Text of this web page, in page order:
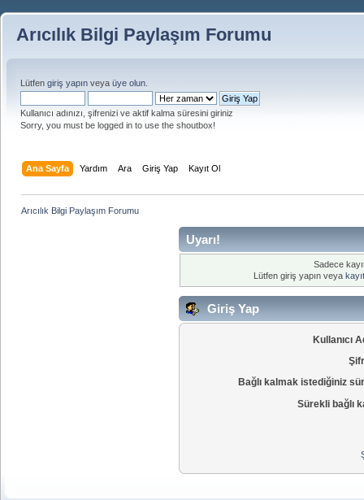
Arıcılık Bilgi Paylaşım Forumu
Lütfen giriş yapın veya üye olun
Kullanıcı adınızı, şifrenizi ve aktif kalma süresini giriniz
Sorry, you must be logged in to use the shoutbox!
Ana Sayfa Yardım Ara Giriş Yap Kayıt Ol
Arıcılık Bilgi Paylaşım Forumu
Uyarı!
Sadece
Lütfen giriş yapın veya
Giriş Yap
Kullanıcı
Bağlı kalmak istediğiniz
Sürekli bağlı